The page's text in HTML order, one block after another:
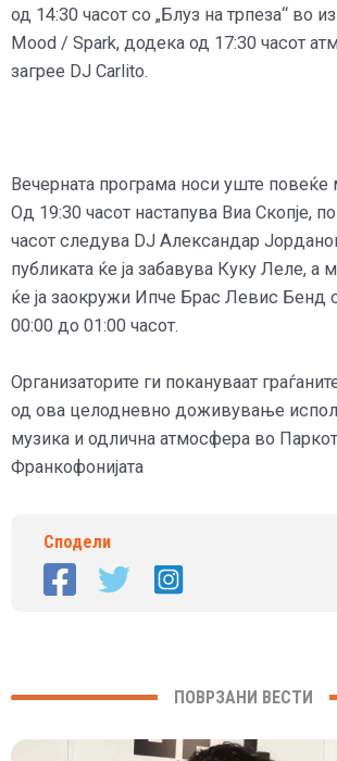
од 14:30 часот со „Блуз на трпеза“ во
Mood / Spark, додека од 17:30 часот
загрее DJ Carlito.
Вечерната програма носи уште повеќе
Од 19:30 часот настапува Виа Скопје,
часот следува DJ Александар
публиката ќе ја забавува Куку Леле, а
ќе ја заокружи Ипче Брас Левис Бенд
00:00 до 01:00 часот.
Организаторите ги покануваат
од ова целодневно доживување
музика и одлична атмосфера во
Франкофонијата
Сподели
ПОВРЗАНИ ВЕСТИ